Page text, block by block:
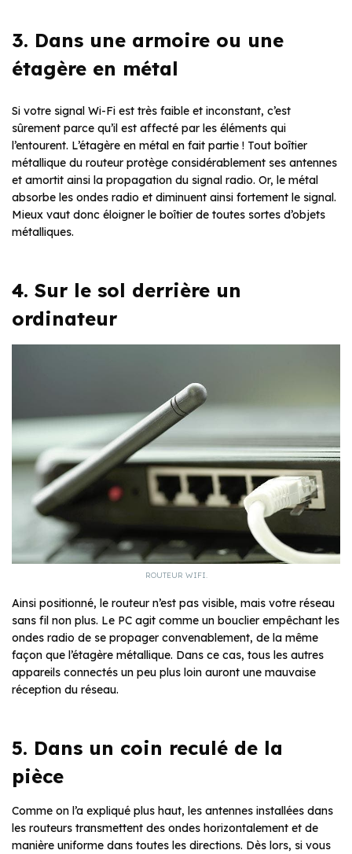
3. Dans une armoire ou une
étagère en métal
Si votre signal Wi-Fi est très faible et inconstant, c’est
sûrement parce qu’il est affecté par les éléments qui
l’entourent. L’étagère en métal en fait partie ! Tout boîtier
métallique du routeur protège considérablement ses antennes
et amortit ainsi la propagation du signal radio. Or, le métal
absorbe les ondes radio et diminuent ainsi fortement le signal.
Mieux vaut donc éloigner le boîtier de toutes sortes d’objets
métalliques.
4. Sur le sol derrière un
ordinateur
ROUTEUR WIFI.
Ainsi positionné, le routeur n’est pas visible, mais votre réseau
sans fil non plus. Le PC agit comme un bouclier empêchant les
ondes radio de se propager convenablement, de la même
façon que l’étagère métallique. Dans ce cas, tous les autres
appareils connectés un peu plus loin auront une mauvaise
réception du réseau.
5. Dans un coin reculé de la
pièce
Comme on l’a expliqué plus haut, les antennes installées dans
les routeurs transmettent des ondes horizontalement et de
manière uniforme dans toutes les directions. Dès lors, si vous